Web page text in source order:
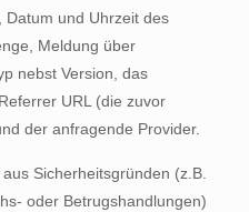
und Uhrzeit des
Meldung über
nebst Version, das
URL (die zuvor
der anfragende Provider.
Sicherheitsgründen (z.B.
oder Betrugshandlungen)